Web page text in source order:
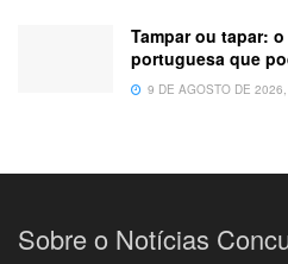
Tampar ou tapar:
portuguesa que
9 DE AGOSTO DE
Sobre o Notícias